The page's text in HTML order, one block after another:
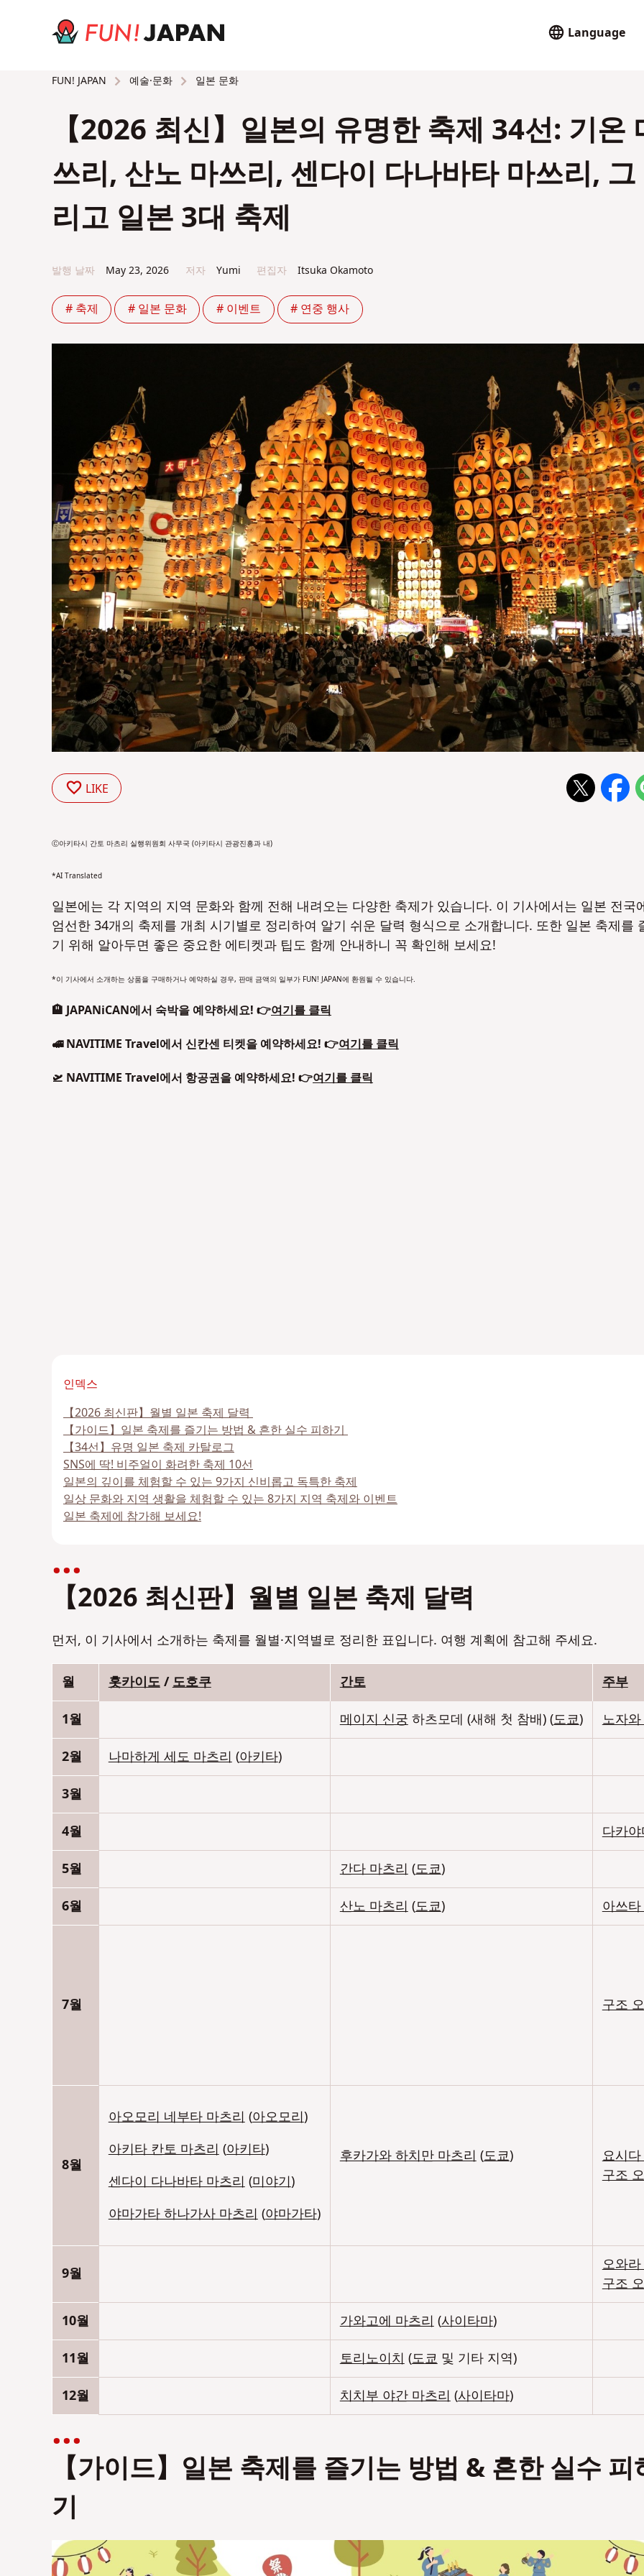
Language
FUN! JAPAN 예술·문화 일본 문화
【2026 최신】일본의 유명한 축제 34선: 기온
쓰리, 산노 마쓰리, 센다이 다나바타 마쓰리, 그
리고 일본 3대 축제
발행 날짜 May 23, 2026 저자 Yumi 편집자 Itsuka Okamoto
# 축제 # 일본 문화 # 이벤트 # 연중 행사
LIKE
Ⓒ아키타시 간토 마츠리 실행위원회 사무국 (아키타시 관광진흥과 내)
*AI Translated
일본에는 각 지역의 지역 문화와 함께 전해 내려오는 다양한 축제가 있습니다. 이 기사에서는 일본 전국
엄선한 34개의 축제를 개최 시기별로 정리하여 알기 쉬운 달력 형식으로 소개합니다. 또한 일본 축제를
기 위해 알아두면 좋은 중요한 에티켓과 팁도 함께 안내하니 꼭 확인해 보세요!
*이 기사에서 소개하는 상품을 구매하거나 예약하실 경우, 판매 금액의 일부가 FUN! JAPAN에 환원될 수 있습니다.
🏨 JAPANiCAN에서 숙박을 예약하세요! 👉여기를 클릭
🚅 NAVITIME Travel에서 신칸센 티켓을 예약하세요! 👉여기를 클릭
🛫 NAVITIME Travel에서 항공권을 예약하세요! 👉여기를 클릭
인덱스
【2026 최신판】월별 일본 축제 달력
【가이드】일본 축제를 즐기는 방법 & 흔한 실수 피하기
【34선】유명 일본 축제 카탈로그
SNS에 딱! 비주얼이 화려한 축제 10선
일본의 깊이를 체험할 수 있는 9가지 신비롭고 독특한 축제
일상 문화와 지역 생활을 체험할 수 있는 8가지 지역 축제와 이벤트
일본 축제에 참가해 보세요!
【2026 최신판】 월별 일본 축제 달력
먼저, 이 기사에서 소개하는 축제를 월별·지역별로 정리한 표입니다. 여행 계획에 참고해 주세요.
월 홋카이도/도호쿠 간토 주부
1월
메이지 신궁하츠모데 (새해 첫 참배) (도쿄) 노자와
2월
나마하게 세도 마츠리(아키타)
3월
4월
다카야
5월
간다 마츠리(도쿄)
6월
산노 마츠리(도쿄) 아쓰타
7월 구조
8월
아오모리 네부타 마츠리(아오모리)
아키타 칸토 마츠리(아키타)
센다이 다나바타 마츠리(미야기)
야마가타 하나가사 마츠리(야마가타)
후카가와 하치만 마츠리(도쿄) 요시다
구조
9월 오와라
구조
10월 가와고에 마츠리(사이타마)
11월
토리노이치(도쿄및 기타 지역)
12월
치치부 야간 마츠리(사이타마)
【가이드】일본 축제를 즐기는 방법 & 흔한 실수 피
기
No
No